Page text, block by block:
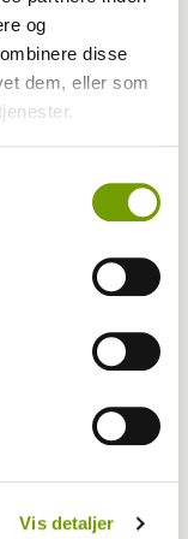
og
disse
dem, eller som
Vis detaljer
andre